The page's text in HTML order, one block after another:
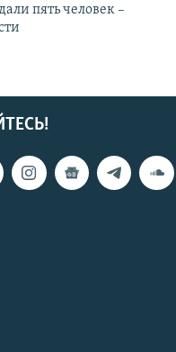
пять человек –